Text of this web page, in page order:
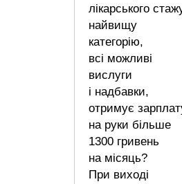
лікарського
найвищу
категорію,
всі можливі
вислуги
і надбавки,
отримує
на руки більше
1300 гривень
на місяць?
При виході